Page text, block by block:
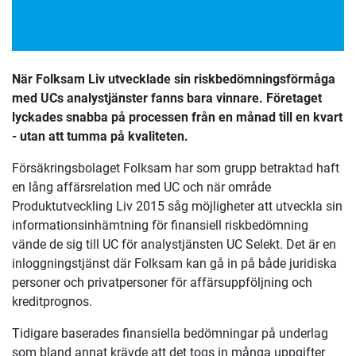
När Folksam Liv utvecklade sin riskbedömningsförmåga
med UCs analystjänster fanns bara vinnare. Företaget
lyckades snabba på processen från en månad till en kvart
- utan att tumma på kvaliteten.
Försäkringsbolaget Folksam har som grupp betraktad haft
en lång affärsrelation med UC och när område
Produktutveckling Liv 2015 såg möjligheter att utveckla sin
informationsinhämtning för finansiell riskbedömning
vände de sig till UC för analystjänsten UC Selekt. Det är en
inloggningstjänst där Folksam kan gå in på både juridiska
personer och privatpersoner för affärsuppföljning och
kreditprognos.
Tidigare baserades finansiella bedömningar på underlag
som bland annat krävde att det togs in många uppgifter